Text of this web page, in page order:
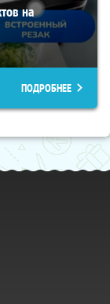
на
ПОДРОБНЕЕ